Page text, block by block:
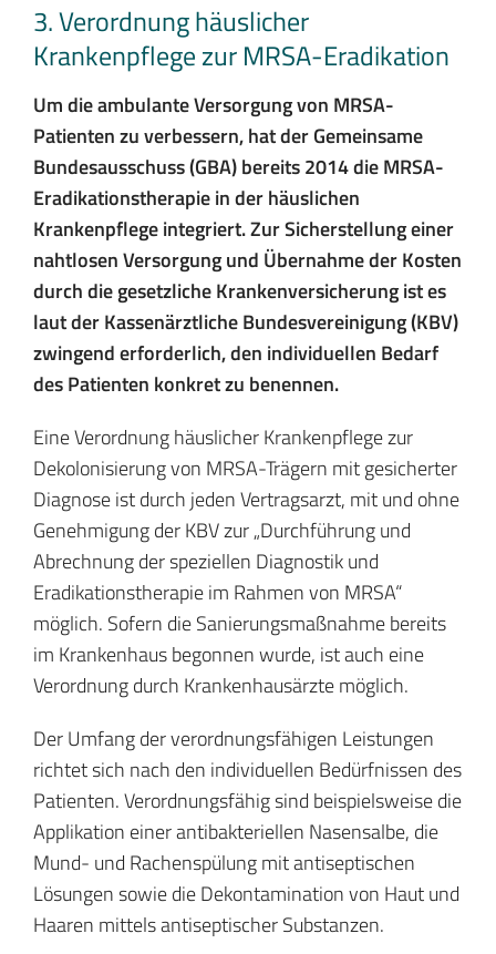
3. Verordnung häuslicher
Krankenpflege zur MRSA-Eradikation
Um die ambulante Versorgung von MRSA-
Patienten zu verbessern, hat der Gemeinsame
Bundesausschuss (GBA) bereits 2014 die MRSA-
Eradikationstherapie in der häuslichen
Krankenpflege integriert. Zur Sicherstellung einer
nahtlosen Versorgung und Übernahme der Kosten
durch die gesetzliche Krankenversicherung ist es
laut der Kassenärztliche Bundesvereinigung (KBV)
zwingend erforderlich, den individuellen Bedarf
des Patienten konkret zu benennen.
Eine Verordnung häuslicher Krankenpflege zur
Dekolonisierung von MRSA-Trägern mit gesicherter
Diagnose ist durch jeden Vertragsarzt, mit und ohne
Genehmigung der KBV zur „Durchführung und
Abrechnung der speziellen Diagnostik und
Eradikationstherapie im Rahmen von MRSA“
möglich. Sofern die Sanierungsmaßnahme bereits
im Krankenhaus begonnen wurde, ist auch eine
Verordnung durch Krankenhausärzte möglich.
Der Umfang der verordnungsfähigen Leistungen
richtet sich nach den individuellen Bedürfnissen des
Patienten. Verordnungsfähig sind beispielsweise die
Applikation einer antibakteriellen Nasensalbe, die
Mund- und Rachenspülung mit antiseptischen
Lösungen sowie die Dekontamination von Haut und
Haaren mittels antiseptischer Substanzen.